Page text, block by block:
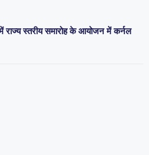
राज्य स्तरीय समारोह के आयोजन में कर्नल